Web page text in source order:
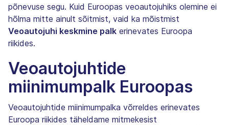
põnevuse segu. Kuid Euroopas veoautojuhiks olemine ei
hõlma mitte ainult sõitmist, vaid ka mõistmist
Veoautojuhi keskmine palk erinevates Euroopa
riikides.
Veoautojuhtide
miinimumpalk Euroopas
Veoautojuhtide miinimumpalka võrreldes erinevates
Euroopa riikides täheldame mitmekesist